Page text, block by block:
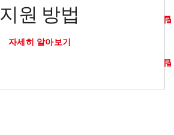
지원 방법
자세히 알아보기
팁
팁